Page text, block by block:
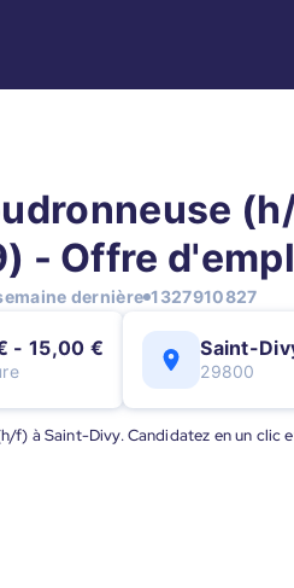
- Offre
dernière 1327910827
- 15,00 € Saint-
29800
f) à Saint-Divy. Candidatez en un clic